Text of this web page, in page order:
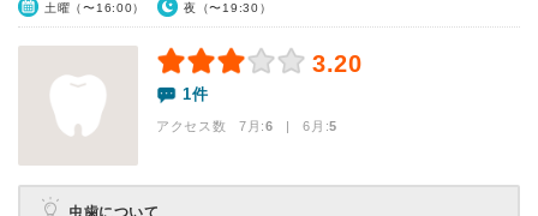
土曜（〜16:00） 夜（〜19:30）
3.20
1件
アクセス数 7月:6 | 6月:5
虫歯について